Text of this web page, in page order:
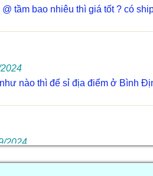
tầm bao nhiêu thì giá tốt ? có
nào thì để sỉ địa điểm ở Bình
2024